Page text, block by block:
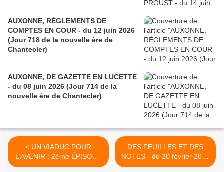
AUXONNE, RÈGLEMENTS DE
COMPTES EN COUR - du 12 juin 2026
(Jour 718 de la nouvelle ère de
Chantecler)
AUXONNE, DE GAZETTE EN LUCETTE
- du 08 juin 2026 (Jour 714 de la
nouvelle ère de Chantecler)
< UN VIADUC POUR
L’AVENIR : 2ème ÉPISODE
- du 16 février 2017
DES FEUILLES ET DES
NOTES - du 20 février 2017
(J+2987 après le vote